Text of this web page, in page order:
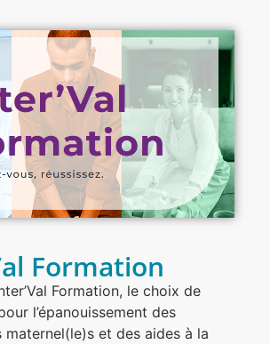
Formation
Formation, le choix de
l’épanouissement des
maternel(le)s et des aides à la